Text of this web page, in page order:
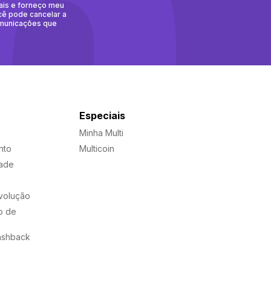
e forneço meu
pode cancelar a
que
de
Especiais
Minha Multi
Multicoin